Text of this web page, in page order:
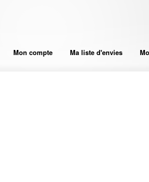
Mon compte Ma liste d'envies